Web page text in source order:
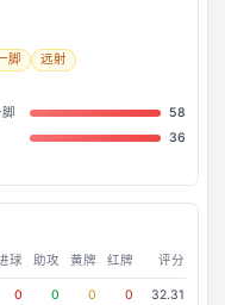
脚 远射
58
36
球 助攻 黄牌 红牌 评分
0 0 0 0 32.31